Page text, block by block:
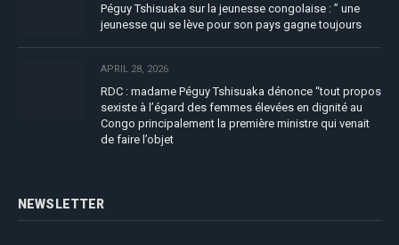
Péguy Tshisuaka sur la jeunesse congolaise : ” une
jeunesse qui se lève pour son pays gagne toujours
APRIL 28, 2026
RDC : madame Péguy Tshisuaka dénonce “tout propos
sexiste à l’égard des femmes élevées en dignité au
Congo principalement la première ministre qui venait
de faire l’objet
NEWSLETTER